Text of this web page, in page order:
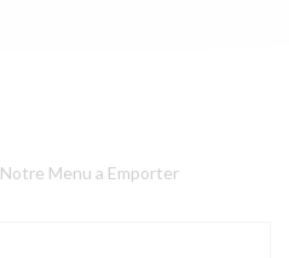
Notre Menu a Emporter